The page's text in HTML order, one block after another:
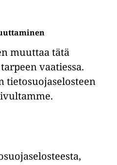
muuttaa tätä
vaatiessa.
tietosuojaselosteen